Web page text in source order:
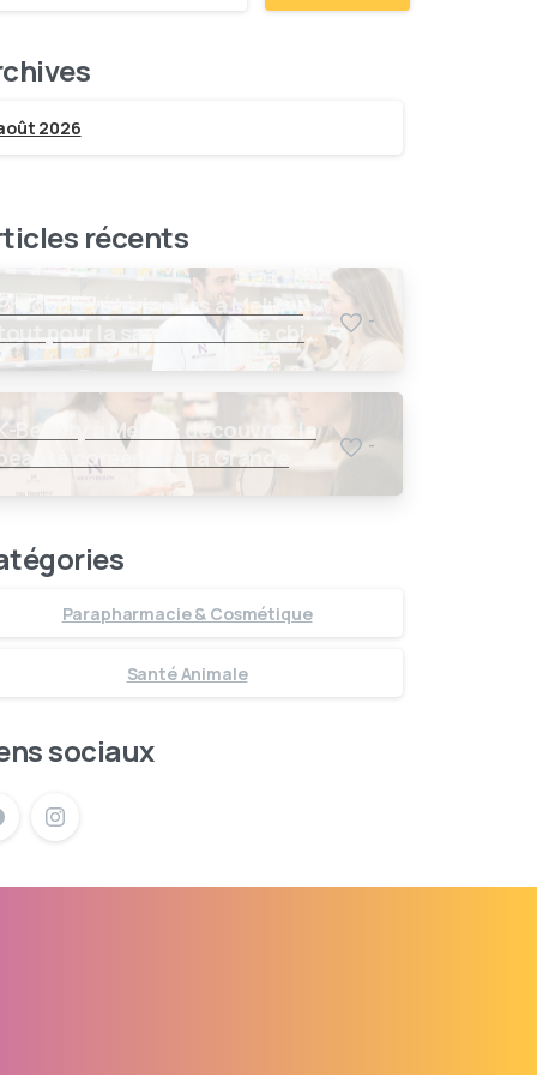
2026
récents
Produits vétérinaires à Melun :
tout pour la santé de votre chien
de votre chat
-
K-Beauty à Melun : découvrez la
beauté coréenne à la Grande
Pharmacie de l’Almont
-
Parapharmacie & Cosmétique
Santé Animale
sociaux